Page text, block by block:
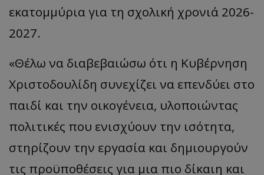
εκατομμύρια για τη σχολική χρονιά 2026-
2027.
«Θέλω να διαβεβαιώσω ότι η Κυβέρνηση
Χριστοδουλίδη συνεχίζει να επενδύει στο
παιδί και την οικογένεια, υλοποιώντας
πολιτικές που ενισχύουν την ισότητα,
στηρίζουν την εργασία και δημιουργούν
τις προϋποθέσεις για μια πιο δίκαιη και